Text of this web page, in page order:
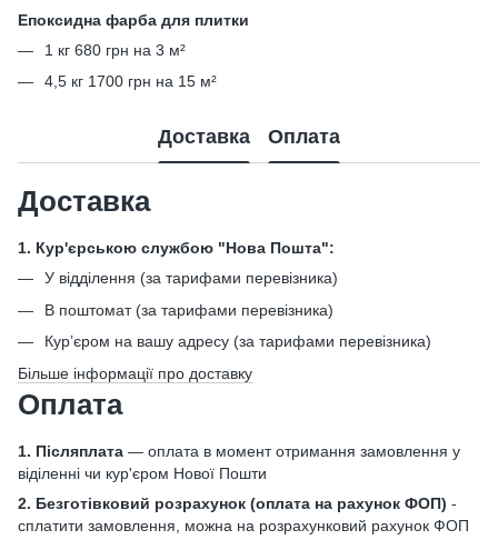
Епоксидна фарба для плитки
1 кг 680 грн на 3 м²
4,5 кг 1700 грн на 15 м²
Доставка Оплата
Доставка
1. Кур'єрською службою "Нова Пошта":
У відділення (за тарифами перевізника)
В поштомат (за тарифами перевізника)
Кур’єром на вашу адресу (за тарифами перевізника)
Більше інформації про доставку
Оплата
1. Післяплата — оплата в момент отримання замовлення у
віділенні чи кур'єром Нової Пошти
2. Безготівковий розрахунок (оплата на рахунок ФОП) -
сплатити замовлення, можна на розрахунковий рахунок ФОП